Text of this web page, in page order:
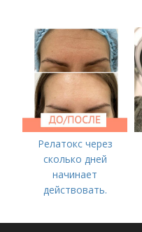
Релатокс через
сколько дней
начинает
действовать.
«Ботоксом»